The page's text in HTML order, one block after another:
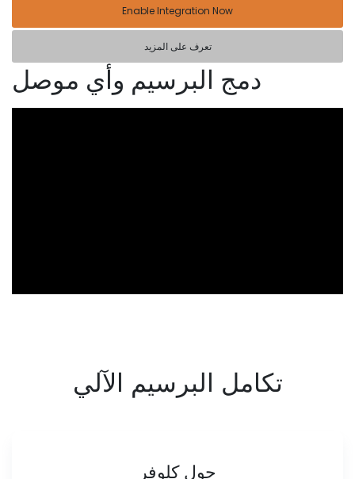
Enable Integration Now
تعرف على المزيد
دمج البرسيم وأي موصل
تكامل البرسيم الآلي
حول كلوفر